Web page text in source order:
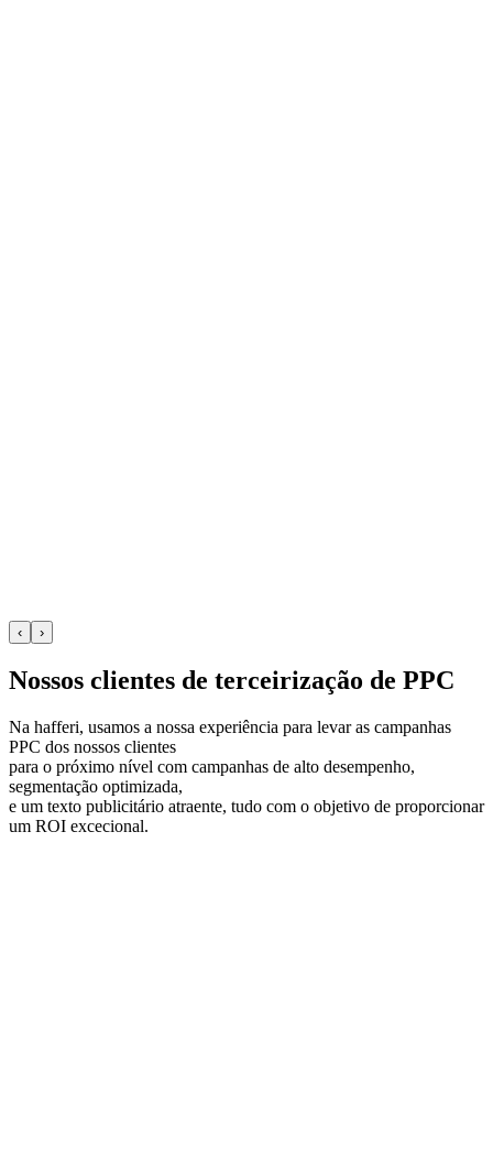
‹ ›
Nossos clientes de terceirização de PPC
Na hafferi, usamos a nossa experiência para levar as campanhas
PPC dos nossos clientes
para o próximo nível com campanhas de alto desempenho,
segmentação optimizada,
e um texto publicitário atraente, tudo com o objetivo de proporcionar
um ROI excecional.